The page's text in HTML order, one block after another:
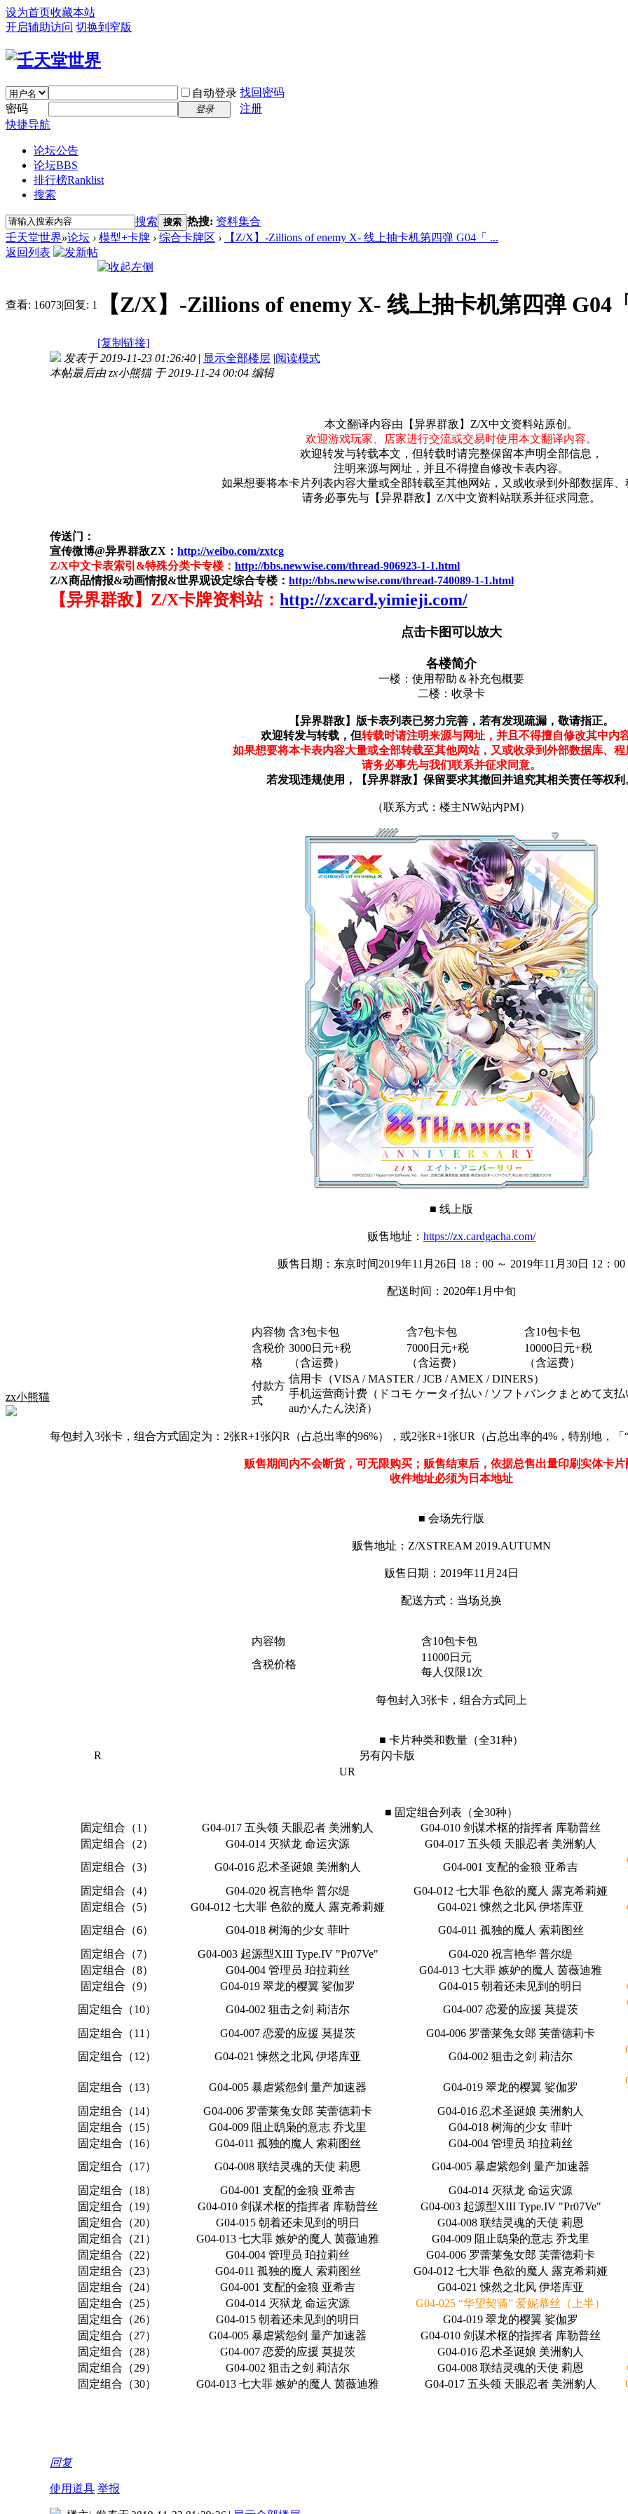
设为首页收藏本站
开启辅助访问 切换到窄版
自动登录 找回密码
密码
登录
注册
快捷导航
论坛公告
论坛BBS
排行榜Ranklist
搜索
搜索 搜索 热搜: 资料集合
壬天堂世界»论坛 › 模型+卡牌 › 综合卡牌区 ›
【Z/X】-Zillions of enemy X- 线上抽卡机第四弹 G04「 ...
返回列表
查看: 16073|回复: 1 【Z/X】-Zillions of enemy X- 线上抽卡机第四弹 G04
[复制链接]
zx小熊猫
发表于 2019-11-23 01:26:40 | 显示全部楼层 |阅读模式
本帖最后由 zx小熊猫 于 2019-11-24 00:04 编辑
本文翻译内容由【异界群敌】Z/X中文资料站原创。
欢迎游戏玩家、店家进行交流或交易时使用本文翻译内容。
欢迎转发与转载本文，但转载时请完整保留本声明全部信息，
注明来源与网址，并且不得擅自修改卡表内容。
如果想要将本卡片列表内容大量或全部转载至其他网站，又或收录到外部数据库、
请务必事先与【异界群敌】Z/X中文资料站联系并征求同意。
传送门：
宣传微博@异界群敌ZX： http://weibo.com/zxtcg
Z/X中文卡表索引&特殊分类卡专楼： http://bbs.newwise.com/thread-906923-1-1.html
Z/X商品情报&动画情报&世界观设定综合专楼： http://bbs.newwise.com/thread-740089-1-1.html
【异界群敌】Z/X卡牌资料站： http://zxcard.yimieji.com/
点击卡图可以放大
各楼简介
一楼：使用帮助＆补充包概要
二楼：收录卡
【异界群敌】版卡表列表已努力完善，若有发现疏漏，敬请指正。
欢迎转发与转载，但转载时请注明来源与网址，并且不得擅自修改其中内容
如果想要将本卡表内容大量或全部转载至其他网站，又或收录到外部数据库、程
请务必事先与我们联系并征求同意。
若发现违规使用，【异界群敌】保留要求其撤回并追究其相关责任等权利
（联系方式：楼主NW站内PM）
■ 线上版
贩售地址： https://zx.cardgacha.com/
贩售日期：东京时间2019年11月26日 18：00 ～ 2019年11月30日 12：00
配送时间：2020年1月中旬
内容物 含3包卡包 含7包卡包
含10包卡包
含税价
格
3000日元+税
（含运费）
7000日元+税
（含运费）
10000日元+税
（含运费）
付款方
式
信用卡（VISA / MASTER / JCB / AMEX / DINERS）
手机运营商计费（ドコモ ケータイ払い / ソフトバンクまとめて支払
auかんたん決済）
每包封入3张卡，组合方式固定为：2张R+1张闪R（占总出率的96%），或2张R+1张UR（占总出率的4%，特别地，「
贩售期间内不会断货，可无限购买；贩售结束后，依据总售出量印刷实体卡片
收件地址必须为日本地址
■ 会场先行版
贩售地址：Z/XSTREAM 2019.AUTUMN
贩售日期：2019年11月24日
配送方式：当场兑换
内容物
含10包卡包
含税价格
11000日元
每人仅限1次
每包封入3张卡，组合方式同上
■ 卡片种类和数量（全31种）
R
另有闪卡版
UR
■ 固定组合列表（全30种）
固定组合（1）
G04-017 五头领 天眼忍者 美洲豹人 G04-010 剑谋术枢的指挥者 库勒普丝
固定组合（2）
G04-014 灭狱龙 命运灾源 G04-017 五头领 天眼忍者 美洲豹人
固定组合（3）
G04-016 忍术圣诞娘 美洲豹人 G04-001 支配的金狼 亚希吉
固定组合（4）
G04-020 祝言艳华 普尔缇 G04-012 七大罪 色欲的魔人 露克希莉娅
固定组合（5）
G04-012 七大罪 色欲的魔人 露克希莉娅 G04-021 悚然之北风 伊塔库亚
固定组合（6）
G04-018 树海的少女 菲叶 G04-011 孤独的魔人 索莉图丝
固定组合（7）
G04-003 起源型XIII Type.IV "Pr07Ve" G04-020 祝言艳华 普尔缇
固定组合（8）
G04-004 管理员 珀拉莉丝 G04-013 七大罪 嫉妒的魔人 茵薇迪雅
固定组合（9）
G04-019 翠龙的樱翼 娑伽罗 G04-015 朝着还未见到的明日
固定组合（10）
G04-002 狙击之剑 莉洁尔 G04-007 恋爱的应援 莫提茨
固定组合（11）
G04-007 恋爱的应援 莫提茨 G04-006 罗蕾莱兔女郎 芙蕾德莉卡
固定组合（12）
G04-021 悚然之北风 伊塔库亚 G04-002 狙击之剑 莉洁尔
固定组合（13）
G04-005 暴虐紫怨剑 量产加速器 G04-019 翠龙的樱翼 娑伽罗
固定组合（14）
G04-006 罗蕾莱兔女郎 芙蕾德莉卡 G04-016 忍术圣诞娘 美洲豹人
固定组合（15）
G04-009 阻止鸱枭的意志 乔戈里 G04-018 树海的少女 菲叶
固定组合（16）
G04-011 孤独的魔人 索莉图丝 G04-004 管理员 珀拉莉丝
固定组合（17）
G04-008 联结灵魂的天使 莉恩 G04-005 暴虐紫怨剑 量产加速器
固定组合（18）
G04-001 支配的金狼 亚希吉 G04-014 灭狱龙 命运灾源
固定组合（19）
G04-010 剑谋术枢的指挥者 库勒普丝 G04-003 起源型XIII Type.IV "Pr07Ve"
固定组合（20）
G04-015 朝着还未见到的明日 G04-008 联结灵魂的天使 莉恩
固定组合（21）
G04-013 七大罪 嫉妒的魔人 茵薇迪雅 G04-009 阻止鸱枭的意志 乔戈里
固定组合（22）
G04-004 管理员 珀拉莉丝 G04-006 罗蕾莱兔女郎 芙蕾德莉卡
固定组合（23）
G04-011 孤独的魔人 索莉图丝 G04-012 七大罪 色欲的魔人 露克希莉娅
固定组合（24）
G04-001 支配的金狼 亚希吉 G04-021 悚然之北风 伊塔库亚
固定组合（25）
G04-014 灭狱龙 命运灾源 G04-025 “华望契骑” 爱妮慕丝（上半）
固定组合（26）
G04-015 朝着还未见到的明日 G04-019 翠龙的樱翼 娑伽罗
固定组合（27）
G04-005 暴虐紫怨剑 量产加速器 G04-010 剑谋术枢的指挥者 库勒普丝
固定组合（28）
G04-007 恋爱的应援 莫提茨 G04-016 忍术圣诞娘 美洲豹人
固定组合（29）
G04-002 狙击之剑 莉洁尔 G04-008 联结灵魂的天使 莉恩
固定组合（30）
G04-013 七大罪 嫉妒的魔人 茵薇迪雅 G04-017 五头领 天眼忍者 美洲豹人
回复
使用道具 举报